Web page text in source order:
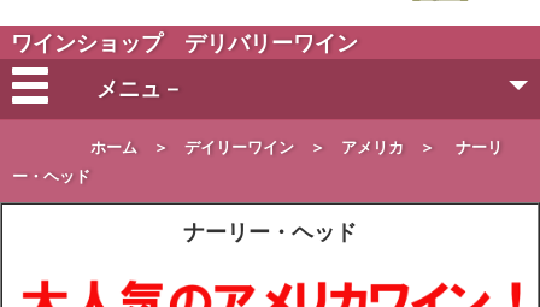
ワインショップ デリバリーワイン
メニュ－
会社概要
ご注文方法
営業日・お届け日
ホーム＞ デイリーワイン ＞ アメリカ ＞
ナーリ
ー・ヘッド
ナーリー・ヘッド